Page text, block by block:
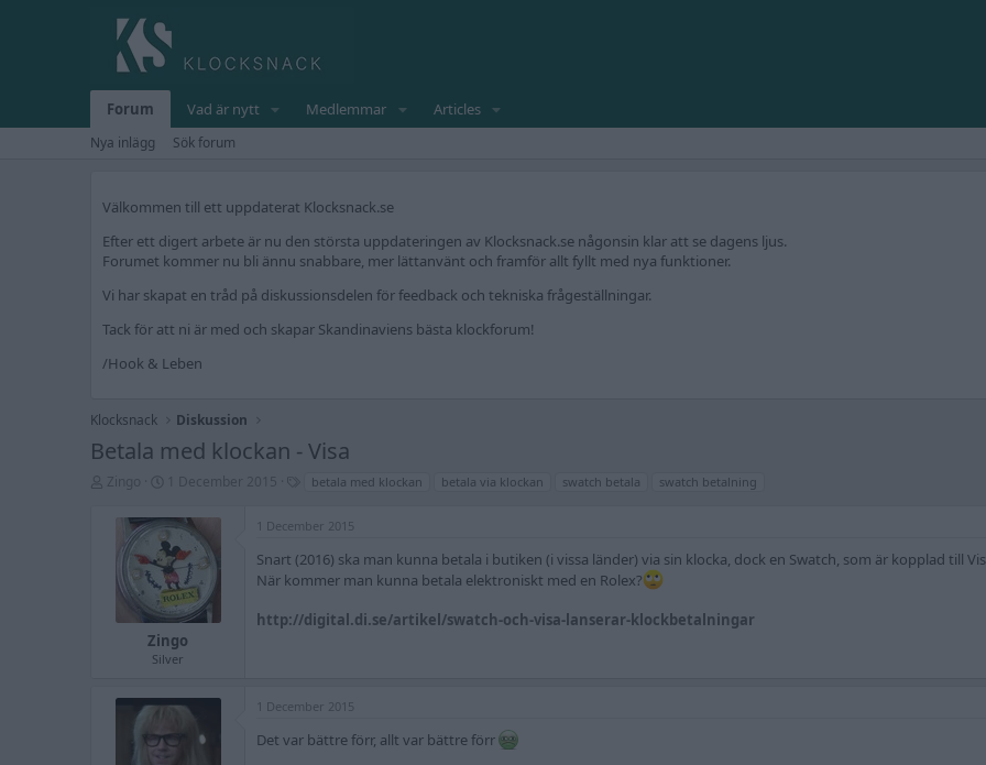
Forum Vad är nytt Medlemmar Articles
Nya inlägg Sök forum
Välkommen till ett uppdaterat Klocksnack.se
Efter ett digert arbete är nu den största uppdateringen av Klocksnack.se någonsin klar att se dagens ljus.
Forumet kommer nu bli ännu snabbare, mer lättanvänt och framför allt fyllt med nya funktioner.
Vi har skapat en tråd på diskussionsdelen för feedback och tekniska frågeställningar.
Tack för att ni är med och skapar Skandinaviens bästa klockforum!
/Hook & Leben
Klocksnack Diskussion
Betala med klockan - Visa
a
r
t
d
a
t
u
m
g
r
betala med klockan betala via klockan swatch betala swatch betalning
Zingo
Silver
1 December 2015
Snart (2016) ska man kunna betala i butiken (i vissa länder) via sin klocka, dock en Swatch, som är kopplad till
När kommer man kunna betala elektroniskt med en Rolex?
http://digital.di.se/artikel/swatch-och-visa-lanserar-klockbetalningar
1 December 2015
Det var bättre förr, allt var bättre förr